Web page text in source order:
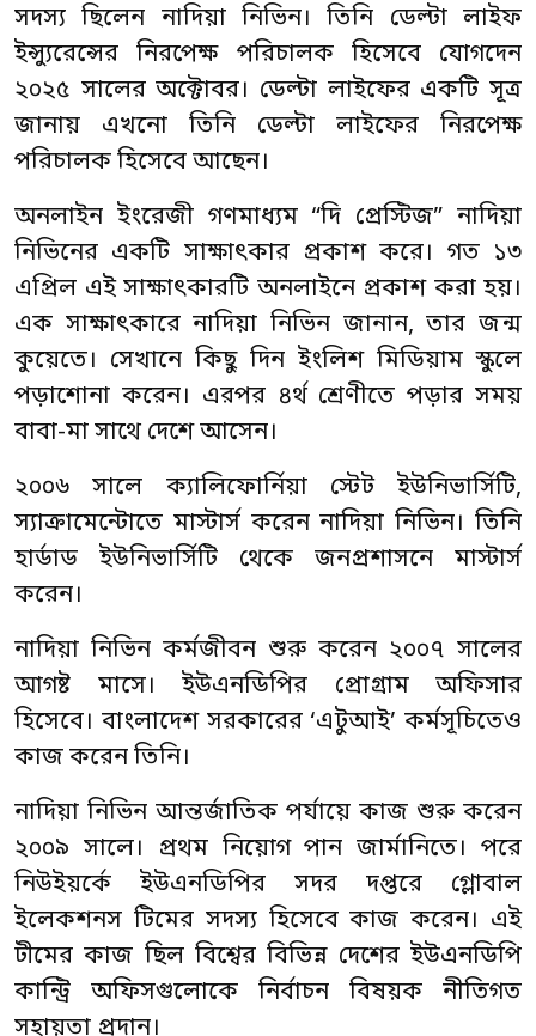
সদস্য ছিলেন নাদিয়া নিভিন। তিনি ডেল্টা লাইফ
ইন্স্যুরেন্সের নিরপেক্ষ পরিচালক হিসেবে যোগদেন
২০২৫ সালের অক্টোবর। ডেল্টা লাইফের একটি সূত্র
জানায় এখনো তিনি ডেল্টা লাইফের নিরপেক্ষ
পরিচালক হিসেবে আছেন।
অনলাইন ইংরেজী গণমাধ্যম “দি প্রেস্টিজ” নাদিয়া
নিভিনের একটি সাক্ষাৎকার প্রকাশ করে। গত ১৩
এপ্রিল এই সাক্ষাৎকারটি অনলাইনে প্রকাশ করা হয়।
এক সাক্ষাৎকারে নাদিয়া নিভিন জানান, তার জন্ম
কুয়েতে। সেখানে কিছু দিন ইংলিশ মিডিয়াম স্কুলে
পড়াশোনা করেন। এরপর ৪র্থ শ্রেণীতে পড়ার সময়
বাবা-মা সাথে দেশে আসেন।
২০০৬ সালে ক্যালিফোর্নিয়া স্টেট ইউনিভার্সিটি,
স্যাক্রামেন্টোতে মাস্টার্স করেন নাদিয়া নিভিন। তিনি
হার্ডাড ইউনিভার্সিটি থেকে জনপ্রশাসনে মাস্টার্স
করেন।
নাদিয়া নিভিন কর্মজীবন শুরু করেন ২০০৭ সালের
আগষ্ট মাসে। ইউএনডিপির প্রোগ্রাম অফিসার
হিসেবে। বাংলাদেশ সরকারের ‘এটুআই’ কর্মসূচিতেও
কাজ করেন তিনি।
নাদিয়া নিভিন আন্তর্জাতিক পর্যায়ে কাজ শুরু করেন
২০০৯ সালে। প্রথম নিয়োগ পান জার্মানিতে। পরে
নিউইয়র্কে ইউএনডিপির সদর দপ্তরে গ্লোবাল
ইলেকশনস টিমের সদস্য হিসেবে কাজ করেন। এই
টীমের কাজ ছিল বিশ্বের বিভিন্ন দেশের ইউএনডিপি
কান্ট্রি অফিসগুলোকে নির্বাচন বিষয়ক নীতিগত
সহায়তা প্রদান।